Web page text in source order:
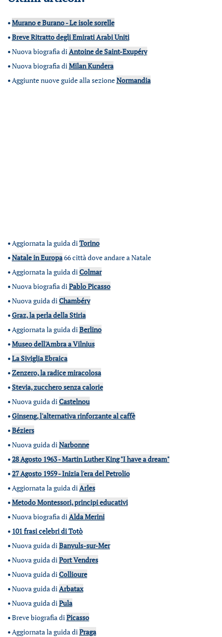
•Murano e Burano - Le isole sorelle
•Breve Ritratto degli Emirati Arabi Uniti
•Nuova biografia diAntoine de Saint-Exupéry
•Nuova biografia diMilan Kundera
•Aggiunte nuove guide alla sezioneNormandia
•Aggiornata la guida diTorino
•Natale in Europa66 città dove andare a Natale
•Aggiornata la guida diColmar
•Nuova biografia diPablo Picasso
•Nuova guida diChambéry
•Graz, la perla della Stiria
•Aggiornata la guida diBerlino
•Museo dell'Ambra a Vilnius
•La Siviglia Ebraica
•Zenzero, la radice miracolosa
•Stevia, zucchero senza calorie
•Nuova guida diCastelnou
•Ginseng, l'alternativa rinforzante al caffè
•Béziers
•Nuova guida diNarbonne
•28 Agosto 1963 - Martin Luther King "I have a dream"
•27 Agosto 1959 - Inizia l'era del Petrolio
•Aggiornata la guida diArles
•Metodo Montessori, principi educativi
•Nuova biografia diAlda Merini
• 101 frasi celebri di Totò
•Nuova guida diBanyuls-sur-Mer
•Nuova guida diPort Vendres
•Nuova guida diCollioure
•Nuova guida diArbatax
•Nuova guida diPula
•Breve biografia diPicasso
•Aggiornata la guida diPraga